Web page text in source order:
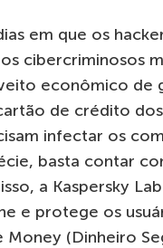
em que os
cibercriminosos
econômico de
de crédito
infectar os
basta contar
a Kaspersky
e protege os
Money (Dinheiro